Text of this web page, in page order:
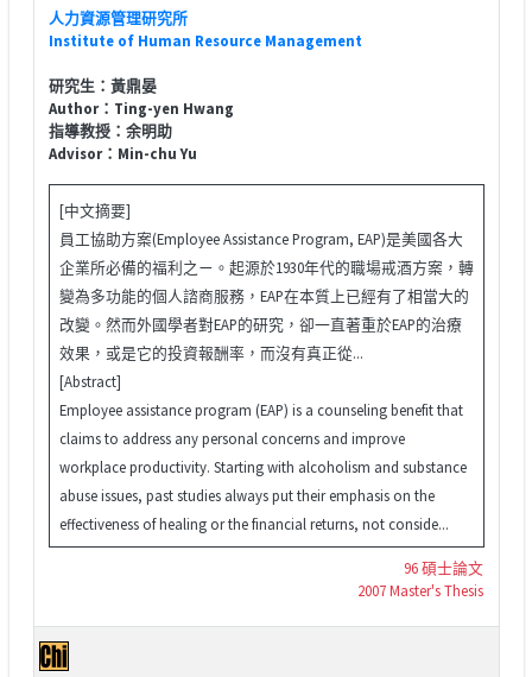
人力資源管理研究所
Institute of Human Resource Management
研究生：黃鼎晏
Author：Ting-yen Hwang
指導教授：余明助
Advisor：Min-chu Yu
[中文摘要]
員工協助方案(Employee Assistance Program, EAP)是美國各大
企業所必備的福利之ㄧ。起源於1930年代的職場戒酒方案，轉
變為多功能的個人諮商服務，EAP在本質上已經有了相當大的
改變。然而外國學者對EAP的研究，卻一直著重於EAP的治療
效果，或是它的投資報酬率，而沒有真正從...
[Abstract]
Employee assistance program (EAP) is a counseling benefit that
claims to address any personal concerns and improve
workplace productivity. Starting with alcoholism and substance
abuse issues, past studies always put their emphasis on the
effectiveness of healing or the financial returns, not conside...
96 碩士論文
2007 Master's Thesis